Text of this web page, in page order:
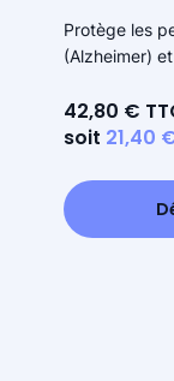
Protège les
(Alzheimer)
42,80 €
soit 21,40